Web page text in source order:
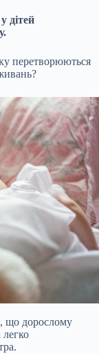
дітей
перетворюються
що дорослому